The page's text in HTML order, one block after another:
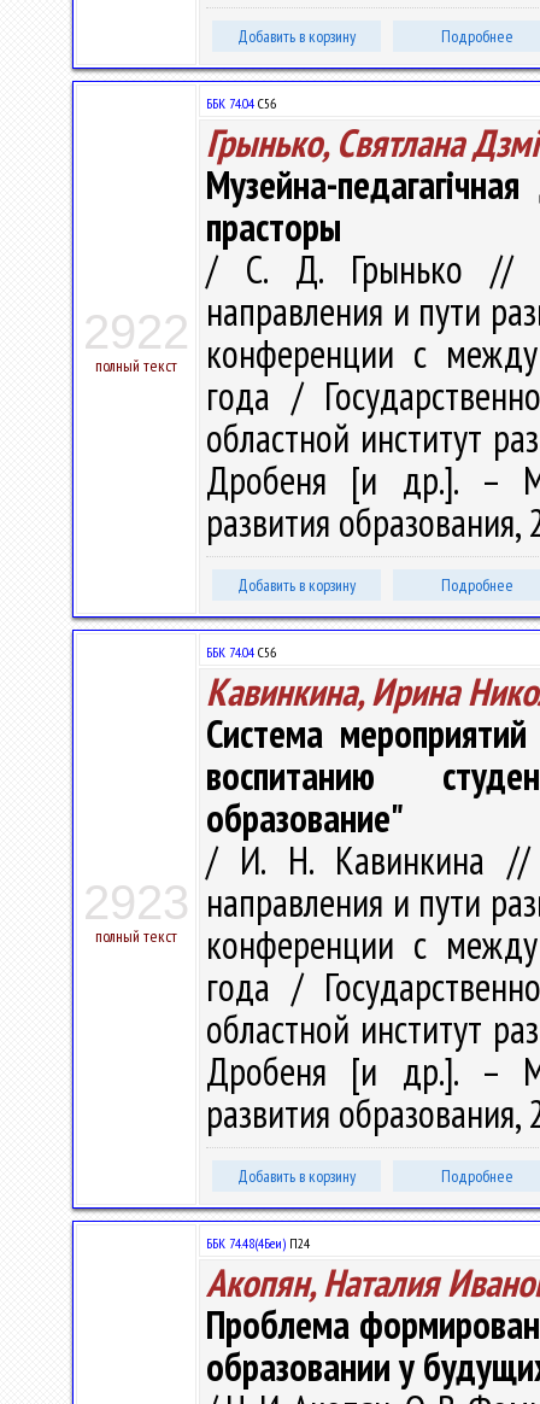
Добавить в корзину Подробнее
2922
полный текст
ББК 74.04 С56
Грынько, Святлана
Музейна-
прасторы
/ С. Д. Грынько //
направления и пути
конференции с
года /
областной институт
Дробеня [и др.]. –
развития
Добавить в корзину Подробнее
2923
полный текст
ББК 74.04 С56
Кавинкина, Ирина
Система
воспитанию
образование"
/ И. Н. Кавинкина //
направления и пути
конференции с
года /
областной институт
Дробеня [и др.]. –
развития
Добавить в корзину Подробнее
ББК 74.48(4Беи) П24
Акопян, Наталия
Проблема
образовании у